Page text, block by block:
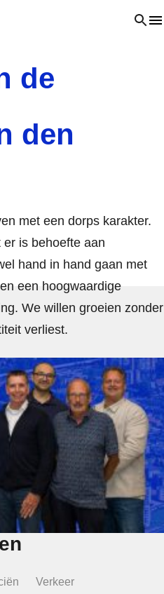
Open
de
den
met een dorps karakter.
is behoefte aan
hand in hand gaan met
een hoogwaardige
We willen groeien zonder
verliest.
Verkeer